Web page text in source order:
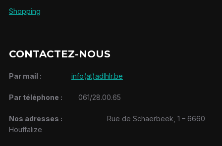
Shopping
CONTACTEZ-NOUS
Par mail : info(at)adlhlr.be
Par téléphone : 061/28.00.65
Nos adresses : Rue de Schaerbeek, 1 – 6660
Houffalize